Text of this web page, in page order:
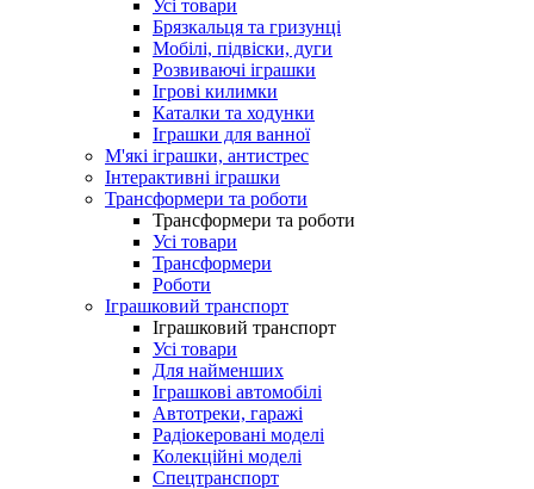
Усі товари
Брязкальця та гризунці
Мобілі, підвіски, дуги
Розвиваючі іграшки
Ігрові килимки
Каталки та ходунки
Іграшки для ванної
М'які іграшки, антистрес
Інтерактивні іграшки
Трансформери та роботи
Трансформери та роботи
Усі товари
Трансформери
Роботи
Іграшковий транспорт
Іграшковий транспорт
Усі товари
Для найменших
Іграшкові автомобілі
Автотреки, гаражі
Радіокеровані моделі
Колекційні моделі
Спецтранспорт